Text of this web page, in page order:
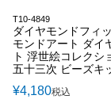
T10-4849
ダイヤモンドフィ
モンドアート ダイ
ト 浮世絵コレクシ
五十三次 ビーズキ
¥4,180税込